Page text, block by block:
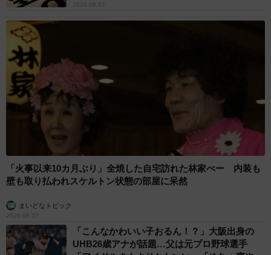
2026.08.07
「火事以来10カ月ぶり」全焼した自宅訪れた林家ぺー 内装も
壁も取り払われスケルトン状態の部屋に呆然
まいどなトピック
2026.08.07
「こんなかわいい子おるん！？」大阪出身の
UHB26歳アナが話題…父は元プロ野球選手